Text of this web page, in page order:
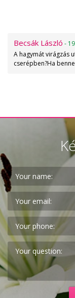
Becsák László -
A hagymát virágzás
cserépben?Ha